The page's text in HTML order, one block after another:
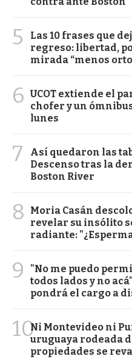
5
Las 10 frases que
regreso: libertad,
mirada “menos
6 UCOT extiende el
chofer y un
lunes
7
Así quedaron las
Descenso tras la
Boston River
8
Moria Casán
revelar su insólito
radiante:
9
"No me puedo
todos lados y no
pondrá el cargo a
10Ni Montevideo ni
uruguaya rodeada
propiedades se